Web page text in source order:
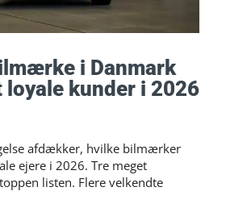
i Danmark
loyale kunder i 2026
afdækker, hvilke bilmærker
ejere i 2026. Tre meget
Flere velkendte